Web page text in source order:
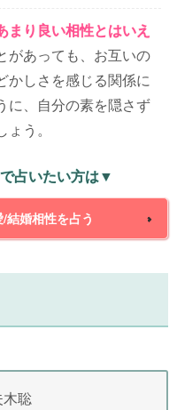
まり良い相性とはいえ
があっても、お互いの
かしさを感じる関係に
に、自分の素を隠さず
う。
で占いたい方は▼
結婚相性を占う
聡